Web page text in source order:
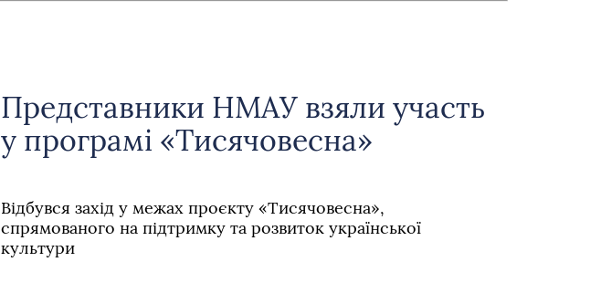
Представники НМАУ взяли участь
у програмі «Тисячовесна»
Відбувся захід у межах проєкту «Тисячовесна»,
спрямованого на підтримку та розвиток української
культури